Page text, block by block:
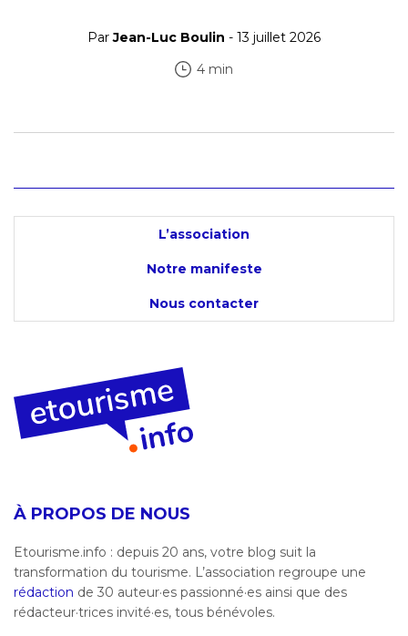
ParJean-Luc Boulin - 13 juillet 2026
4 min
L’association
Notre manifeste
Nous contacter
À PROPOS DE NOUS
Etourisme.info : depuis 20 ans, votre blog suit la
transformation du tourisme. L’association regroupe une
rédaction de 30 auteur·es passionné·es ainsi que des
rédacteur·trices invité·es, tous bénévoles.